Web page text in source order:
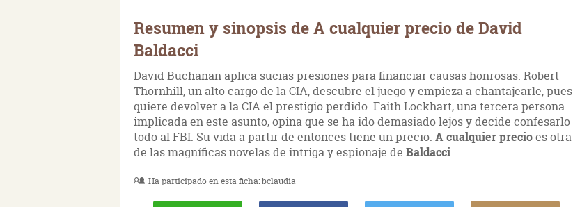
Resumen y sinopsis de A cualquier precio de David
Baldacci
David Buchanan aplica sucias presiones para financiar causas honrosas. Robert
Thornhill, un alto cargo de la CIA, descubre el juego y empieza a chantajearle, pues
quiere devolver a la CIA el prestigio perdido. Faith Lockhart, una tercera persona
implicada en este asunto, opina que se ha ido demasiado lejos y decide confesarlo
todo al FBI. Su vida a partir de entonces tiene un precio. A cualquier precioes otra
de las magníficas novelas de intriga y espionaje de Baldacci
Ha participado en esta ficha:bclaudia